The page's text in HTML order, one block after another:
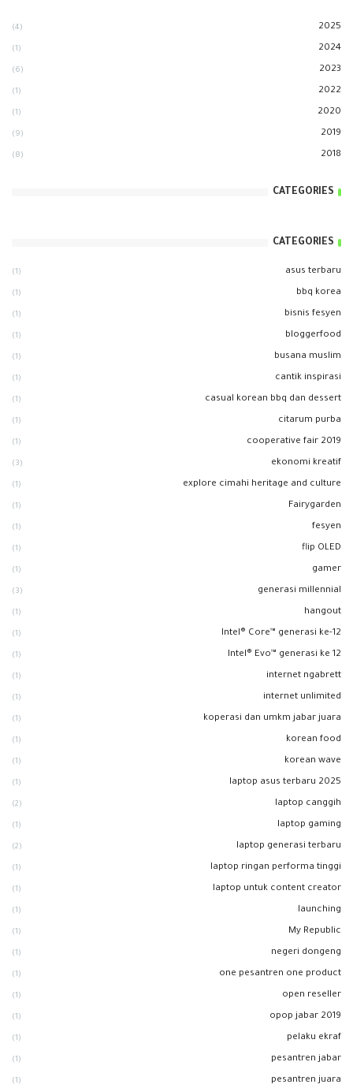
2025
(4)
2024
(1)
2023
(6)
2022
(1)
2020
(1)
2019
(9)
2018
(8)
CATEGORIES
CATEGORIES
asus terbaru
(1)
bbq korea
(1)
bisnis fesyen
(1)
bloggerfood
(1)
busana muslim
(1)
cantik inspirasi
(1)
casual korean bbq dan dessert
(1)
citarum purba
(1)
cooperative fair 2019
(1)
ekonomi kreatif
(3)
explore cimahi heritage and culture
(1)
Fairygarden
(1)
fesyen
(1)
flip OLED
(1)
gamer
(1)
generasi millennial
(3)
hangout
(1)
Intel® Core™ generasi ke-12
(1)
Intel® Evo™ generasi ke 12
(1)
internet ngabrett
(1)
internet unlimited
(1)
koperasi dan umkm jabar juara
(1)
korean food
(1)
korean wave
(1)
laptop asus terbaru 2025
(1)
laptop canggih
(2)
laptop gaming
(1)
laptop generasi terbaru
(2)
laptop ringan performa tinggi
(1)
laptop untuk content creator
(1)
launching
(1)
My Republic
(1)
negeri dongeng
(1)
one pesantren one product
(1)
open reseller
(1)
opop jabar 2019
(1)
pelaku ekraf
(1)
pesantren jabar
(1)
pesantren juara
(1)